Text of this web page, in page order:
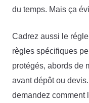
du temps. Mais ça
Cadrez aussi le
règles spécifiques
protégés, abords de
avant dépôt ou
demandez comment